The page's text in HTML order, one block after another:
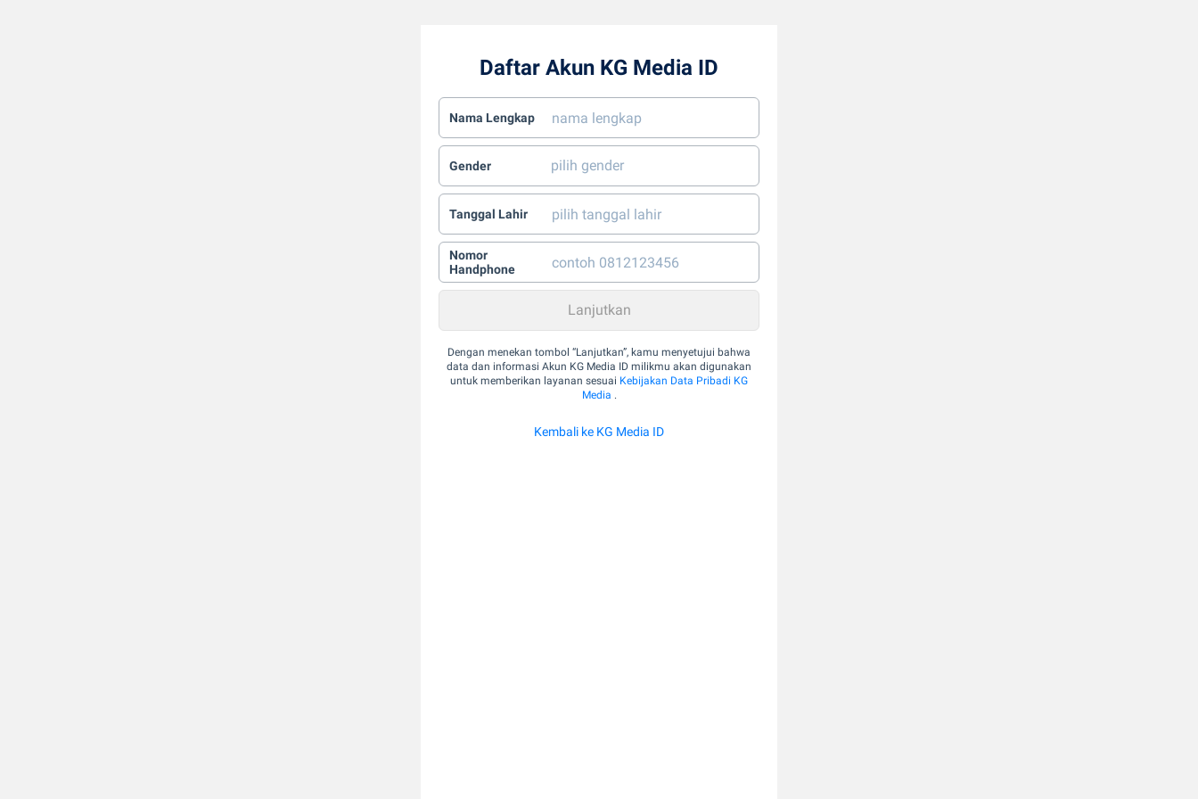
Daftar Akun KG Media ID
Nama Lengkap
Gender
Tanggal Lahir
Nomor
Handphone
Dengan menekan tombol “Lanjutkan”, kamu menyetujui bahwa
data dan informasi Akun KG Media ID milikmu akan digunakan
untuk memberikan layanan sesuai Kebijakan Data Pribadi KG
Media .
Kembali ke KG Media ID